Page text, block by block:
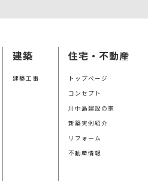
建築
建築工事
住宅・不動産
トップページ
コンセプト
川中島建設の家
新築実例紹介
リフォーム
不動産情報